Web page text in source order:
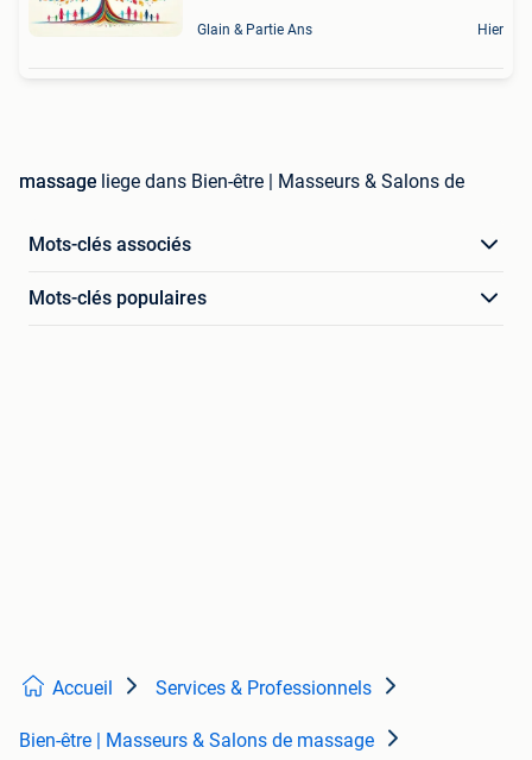
Glain & Partie Ans Hier
massage liege dans Bien-être | Masseurs & Salons de massage
Mots-clés associés
Mots-clés populaires
Accueil Services & Professionnels
Bien-être | Masseurs & Salons de massage